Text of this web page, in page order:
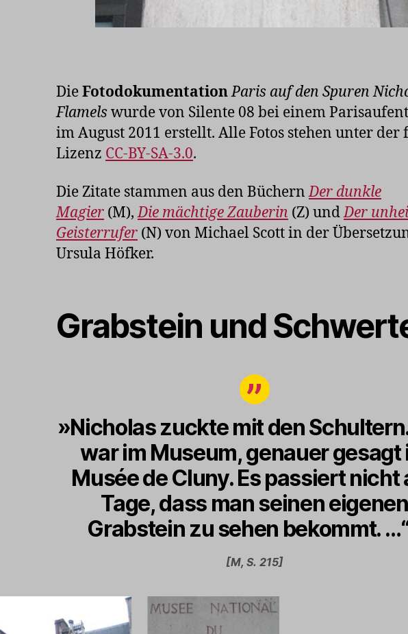
DieFotodokumentationParis auf den Spuren
Flamels wurde von Silente 08 bei einem
im August 2011 erstellt. Alle Fotos stehen unter der
Lizenz CC-BY-SA-3.0.
Die Zitate stammen aus den BüchernDer dunkle
Magier (M),Die mächtige Zauberin (Z) undDer
Geisterrufer (N) von Michael Scott in der
Ursula Höfker.
Grabstein und
»Nicholas zuckte mit den
war im Museum, genauer gesagt
Musée de Cluny. Es passiert nicht
Tage, dass man seinen eigenen
Grabstein zu sehen bekommt.
[M, S. 215]